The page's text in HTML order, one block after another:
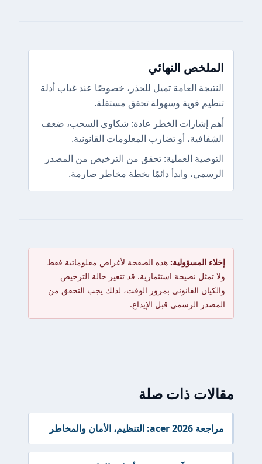
الملخص النهائي
النتيجة العامة تميل للحذر، خصوصًا عند غياب أدلة
تنظيم قوية وسهولة تحقق مستقلة.
أهم إشارات الخطر عادة: شكاوى السحب، ضعف
الشفافية، أو تضارب المعلومات القانونية.
التوصية العملية: تحقق من الترخيص من المصدر
الرسمي، وابدأ دائمًا بخطة مخاطر صارمة.
إخلاء المسؤولية: هذه الصفحة لأغراض معلوماتية فقط
ولا تمثل نصيحة استثمارية. قد تتغير حالة الترخيص
والكيان القانوني بمرور الوقت، لذلك يجب التحقق من
المصدر الرسمي قبل الإيداع.
مقالات ذات صلة
مراجعة acer 2026: التنظيم، الأمان والمخاطر